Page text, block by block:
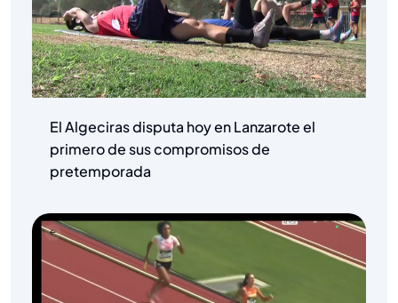
El Algeciras disputa hoy en Lanzarote el
primero de sus compromisos de
pretemporada